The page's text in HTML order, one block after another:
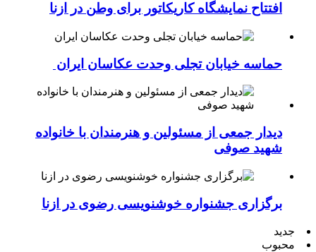
افتتاح نمایشگاه کاریکاتور برای وطن در ازنا
حماسه خیابان تجلی وحدت عکاسان ایران
دیدار جمعی از مسئولین و هنرمندان با خانواده
شهید صوفی
برگزاری جشنواره خوشنویسی رضوی در ازنا
جدید
محبوب